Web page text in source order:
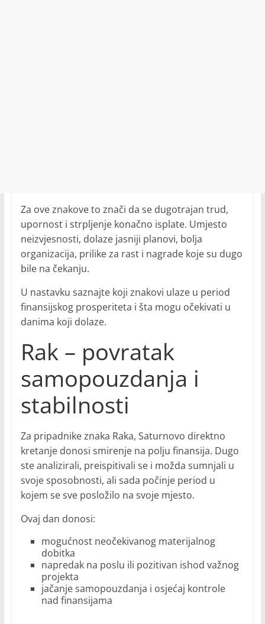
Za ove znakove to znači da se dugotrajan trud,
upornost i strpljenje konačno isplate. Umjesto
neizvjesnosti, dolaze jasniji planovi, bolja
organizacija, prilike za rast i nagrade koje su dugo
bile na čekanju.
U nastavku saznajte koji znakovi ulaze u period
finansijskog prosperiteta i šta mogu očekivati u
danima koji dolaze.
Rak – povratak
samopouzdanja i
stabilnosti
Za pripadnike znaka Raka, Saturnovo direktno
kretanje donosi smirenje na polju finansija. Dugo
ste analizirali, preispitivali se i možda sumnjali u
svoje sposobnosti, ali sada počinje period u
kojem se sve posložilo na svoje mjesto.
Ovaj dan donosi:
mogućnost neočekivanog materijalnog
dobitka
napredak na poslu ili pozitivan ishod važnog
projekta
jačanje samopouzdanja i osjećaj kontrole
nad finansijama